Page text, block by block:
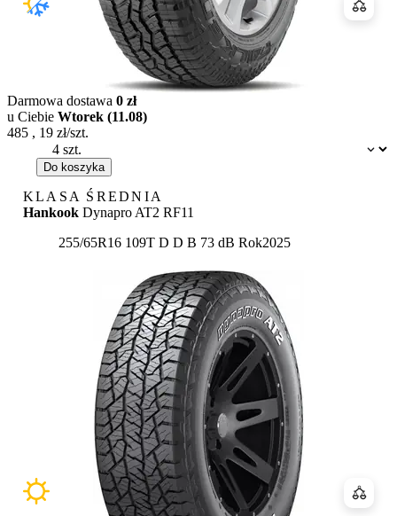
Dostępność:
Darmowa dostawa 0 zł
u Ciebie Wtorek (11.08)
485 , 19 zł/szt.
Do koszyka
KLASA ŚREDNIA
Hankook Dynapro AT2 RF11
255/65R16 109T Etykieta:
D D B 73 dB Rok2025